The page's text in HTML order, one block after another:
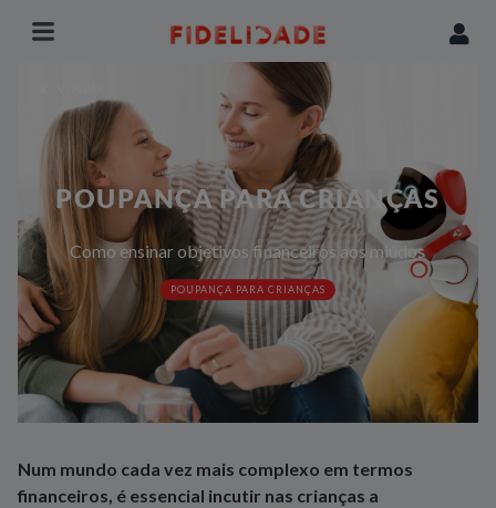
POUPANÇA PARA CRIANÇAS
Como ensinar objetivos financeiros aos miúdos
POUPANÇA PARA CRIANÇAS
Num mundo cada vez mais complexo em termos
financeiros, é essencial incutir nas crianças a